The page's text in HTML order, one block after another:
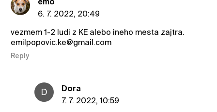
6. 7. 2022, 20:49
vezmem 1-2 ludi z KE alebo ineho mesta zajtra.
emilpopovic.ke@gmail.com
Reply
D
Dora
7. 7. 2022, 10:59